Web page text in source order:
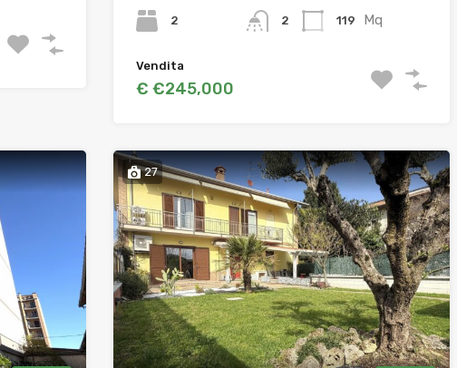
2 2 119 Mq
Vendita
€ €245,000
27